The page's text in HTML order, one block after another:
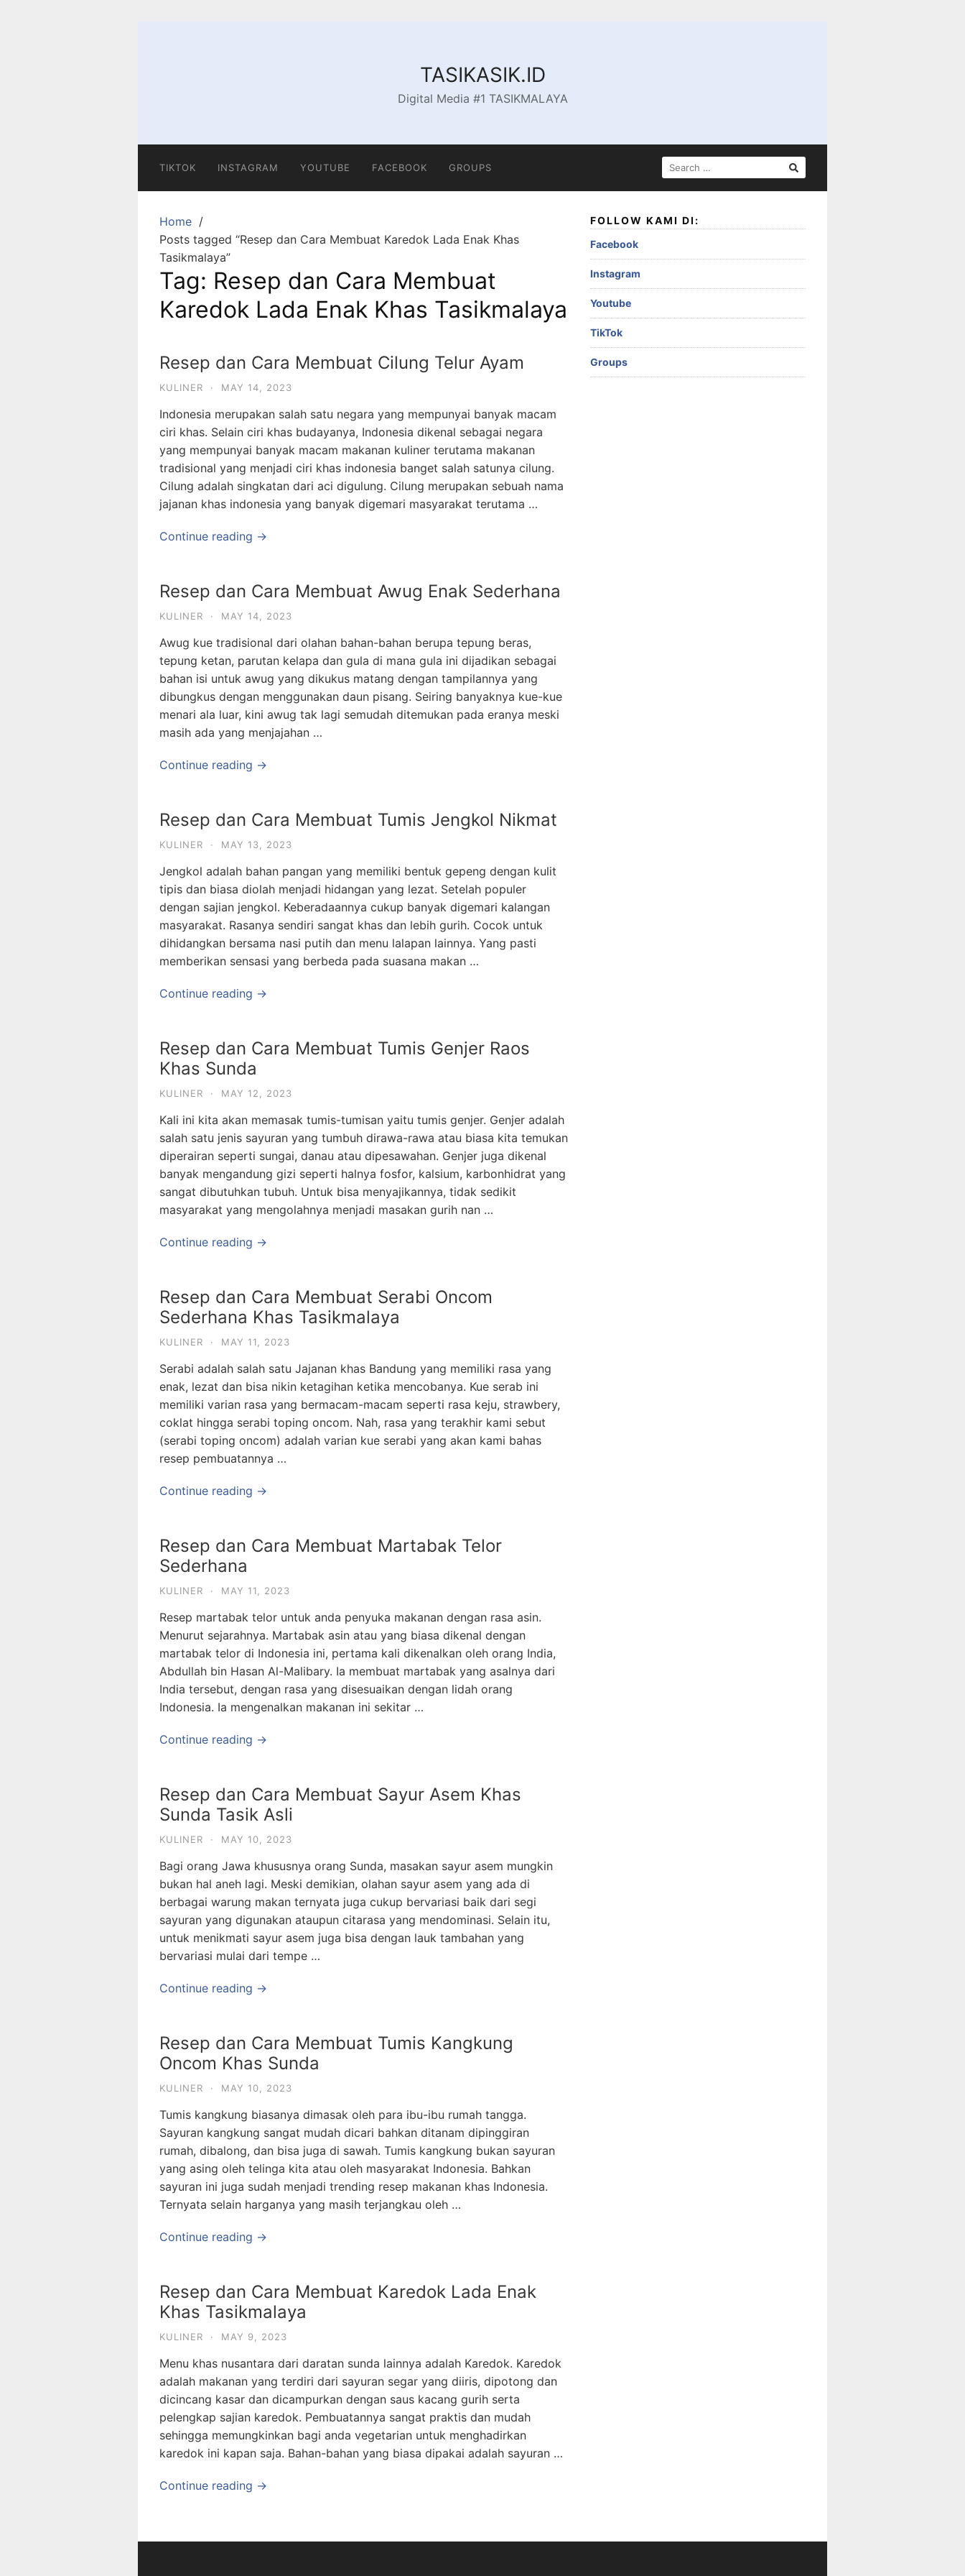
TASIKASIK.ID
Digital Media #1 TASIKMALAYA
TIKTOK INSTAGRAM YOUTUBE FACEBOOK GROUPS
SEARCH
FOR:
Home
Posts tagged “Resep dan Cara Membuat Karedok Lada Enak Khas
Tasikmalaya”
Tag: Resep dan Cara Membuat
Karedok Lada Enak Khas Tasikmalaya
Resep dan Cara Membuat Cilung Telur Ayam
KULINER · MAY 14, 2023
Indonesia merupakan salah satu negara yang mempunyai banyak macam
ciri khas. Selain ciri khas budayanya, Indonesia dikenal sebagai negara
yang mempunyai banyak macam makanan kuliner terutama makanan
tradisional yang menjadi ciri khas indonesia banget salah satunya cilung.
Cilung adalah singkatan dari aci digulung. Cilung merupakan sebuah nama
jajanan khas indonesia yang banyak digemari masyarakat terutama …
Continue reading →
Resep dan Cara Membuat Awug Enak Sederhana
KULINER · MAY 14, 2023
Awug kue tradisional dari olahan bahan-bahan berupa tepung beras,
tepung ketan, parutan kelapa dan gula di mana gula ini dijadikan sebagai
bahan isi untuk awug yang dikukus matang dengan tampilannya yang
dibungkus dengan menggunakan daun pisang. Seiring banyaknya kue-kue
menari ala luar, kini awug tak lagi semudah ditemukan pada eranya meski
masih ada yang menjajahan …
Continue reading →
Resep dan Cara Membuat Tumis Jengkol Nikmat
KULINER · MAY 13, 2023
Jengkol adalah bahan pangan yang memiliki bentuk gepeng dengan kulit
tipis dan biasa diolah menjadi hidangan yang lezat. Setelah populer
dengan sajian jengkol. Keberadaannya cukup banyak digemari kalangan
masyarakat. Rasanya sendiri sangat khas dan lebih gurih. Cocok untuk
dihidangkan bersama nasi putih dan menu lalapan lainnya. Yang pasti
memberikan sensasi yang berbeda pada suasana makan …
Continue reading →
Resep dan Cara Membuat Tumis Genjer Raos
Khas Sunda
KULINER · MAY 12, 2023
Kali ini kita akan memasak tumis-tumisan yaitu tumis genjer. Genjer adalah
salah satu jenis sayuran yang tumbuh dirawa-rawa atau biasa kita temukan
diperairan seperti sungai, danau atau dipesawahan. Genjer juga dikenal
banyak mengandung gizi seperti halnya fosfor, kalsium, karbonhidrat yang
sangat dibutuhkan tubuh. Untuk bisa menyajikannya, tidak sedikit
masyarakat yang mengolahnya menjadi masakan gurih nan …
Continue reading →
Resep dan Cara Membuat Serabi Oncom
Sederhana Khas Tasikmalaya
KULINER · MAY 11, 2023
Serabi adalah salah satu Jajanan khas Bandung yang memiliki rasa yang
enak, lezat dan bisa nikin ketagihan ketika mencobanya. Kue serab ini
memiliki varian rasa yang bermacam-macam seperti rasa keju, strawbery,
coklat hingga serabi toping oncom. Nah, rasa yang terakhir kami sebut
(serabi toping oncom) adalah varian kue serabi yang akan kami bahas
resep pembuatannya …
Continue reading →
Resep dan Cara Membuat Martabak Telor
Sederhana
KULINER · MAY 11, 2023
Resep martabak telor untuk anda penyuka makanan dengan rasa asin.
Menurut sejarahnya. Martabak asin atau yang biasa dikenal dengan
martabak telor di Indonesia ini, pertama kali dikenalkan oleh orang India,
Abdullah bin Hasan Al-Malibary. Ia membuat martabak yang asalnya dari
India tersebut, dengan rasa yang disesuaikan dengan lidah orang
Indonesia. Ia mengenalkan makanan ini sekitar …
Continue reading →
Resep dan Cara Membuat Sayur Asem Khas
Sunda Tasik Asli
KULINER · MAY 10, 2023
Bagi orang Jawa khususnya orang Sunda, masakan sayur asem mungkin
bukan hal aneh lagi. Meski demikian, olahan sayur asem yang ada di
berbagai warung makan ternyata juga cukup bervariasi baik dari segi
sayuran yang digunakan ataupun citarasa yang mendominasi. Selain itu,
untuk menikmati sayur asem juga bisa dengan lauk tambahan yang
bervariasi mulai dari tempe …
Continue reading →
Resep dan Cara Membuat Tumis Kangkung
Oncom Khas Sunda
KULINER · MAY 10, 2023
Tumis kangkung biasanya dimasak oleh para ibu-ibu rumah tangga.
Sayuran kangkung sangat mudah dicari bahkan ditanam dipinggiran
rumah, dibalong, dan bisa juga di sawah. Tumis kangkung bukan sayuran
yang asing oleh telinga kita atau oleh masyarakat Indonesia. Bahkan
sayuran ini juga sudah menjadi trending resep makanan khas Indonesia.
Ternyata selain harganya yang masih terjangkau oleh …
Continue reading →
Resep dan Cara Membuat Karedok Lada Enak
Khas Tasikmalaya
KULINER · MAY 9, 2023
Menu khas nusantara dari daratan sunda lainnya adalah Karedok. Karedok
adalah makanan yang terdiri dari sayuran segar yang diiris, dipotong dan
dicincang kasar dan dicampurkan dengan saus kacang gurih serta
pelengkap sajian karedok. Pembuatannya sangat praktis dan mudah
sehingga memungkinkan bagi anda vegetarian untuk menghadirkan
karedok ini kapan saja. Bahan-bahan yang biasa dipakai adalah sayuran …
Continue reading →
FOLLOW KAMI DI:
Facebook
Instagram
Youtube
TikTok
Groups